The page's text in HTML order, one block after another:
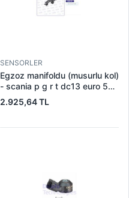
SENSORLER
Egzoz manifoldu (musurlu kol)
- scania p g r t dc13 euro 5
2012968 2012968
2.925,64 TL